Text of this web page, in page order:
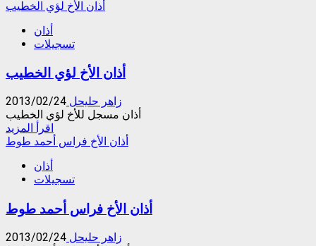
more
المرحوم
قدور
أذان الأخ لؤي الخطيب
أذان
تسجيلات
أذان الأخ لؤي الخطيب
زاهر حليحل 2013/02/24
أذان مسجل للأخ لؤي الخطيب
اقرأ المزيد
more
الأخ
الخطيب
أذان الأخ فراس أحمد طوط
أذان
تسجيلات
أذان الأخ فراس أحمد طوط
زاهر حليحل 2013/02/24